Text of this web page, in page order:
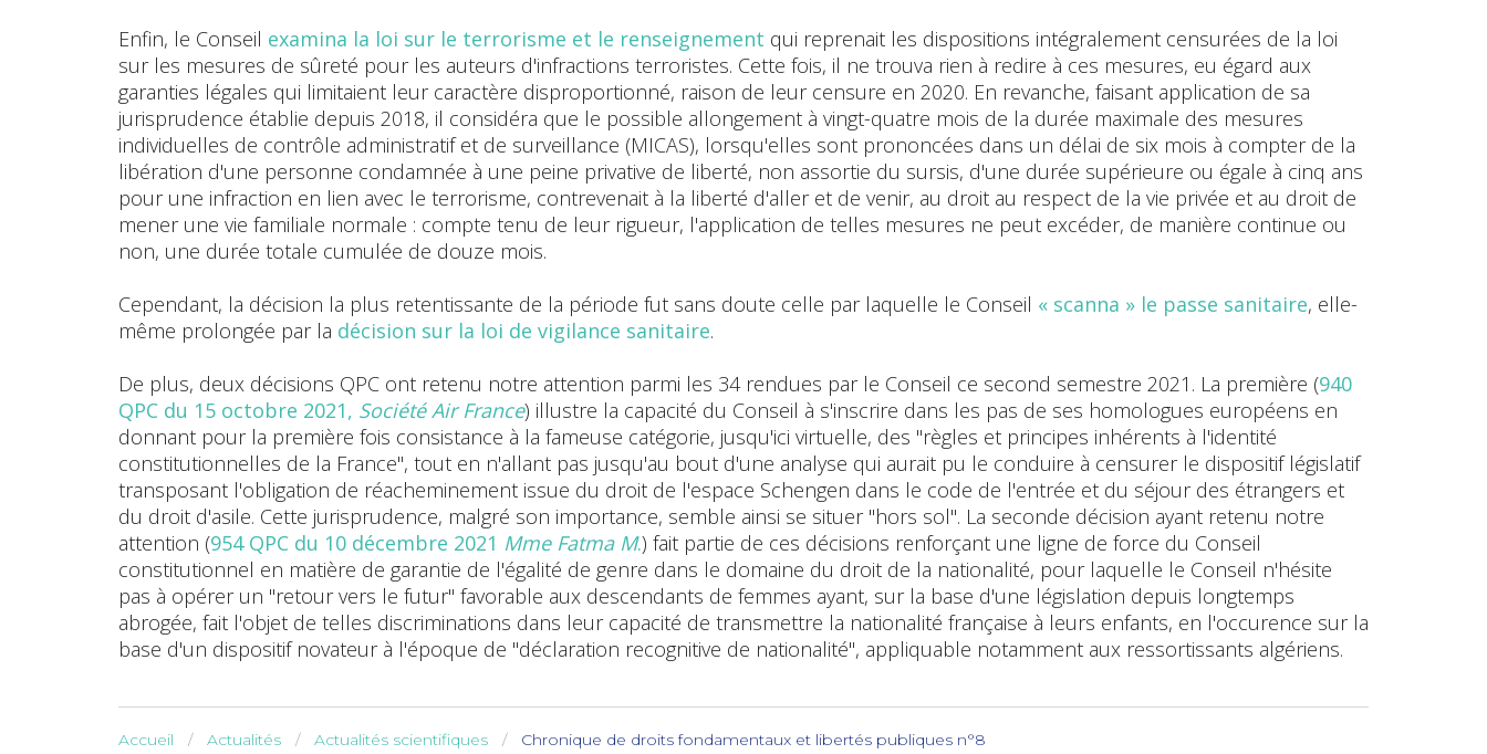
Enfin, le Conseil examina la loi sur le terrorisme et le renseignement qui reprenait les dispositions intégralement censurées de la loi
sur les mesures de sûreté pour les auteurs d'infractions terroristes. Cette fois, il ne trouva rien à redire à ces mesures, eu égard aux
garanties légales qui limitaient leur caractère disproportionné, raison de leur censure en 2020. En revanche, faisant application de sa
jurisprudence établie depuis 2018, il considéra que le possible allongement à vingt-quatre mois de la durée maximale des mesures
individuelles de contrôle administratif et de surveillance (MICAS), lorsqu'elles sont prononcées dans un délai de six mois à compter de la
libération d'une personne condamnée à une peine privative de liberté, non assortie du sursis, d'une durée supérieure ou égale à cinq ans
pour une infraction en lien avec le terrorisme, contrevenait à la liberté d'aller et de venir, au droit au respect de la vie privée et au droit de
mener une vie familiale normale : compte tenu de leur rigueur, l'application de telles mesures ne peut excéder, de manière continue ou
non, une durée totale cumulée de douze mois.
Cependant, la décision la plus retentissante de la période fut sans doute celle par laquelle le Conseil « scanna » le passe sanitaire, elle-
même prolongée par la décision sur la loi de vigilance sanitaire.
De plus, deux décisions QPC ont retenu notre attention parmi les 34 rendues par le Conseil ce second semestre 2021. La première (940
QPC du 15 octobre 2021, Société Air France) illustre la capacité du Conseil à s'inscrire dans les pas de ses homologues européens en
donnant pour la première fois consistance à la fameuse catégorie, jusqu'ici virtuelle, des "règles et principes inhérents à l'identité
constitutionnelles de la France", tout en n'allant pas jusqu'au bout d'une analyse qui aurait pu le conduire à censurer le dispositif législatif
transposant l'obligation de réacheminement issue du droit de l'espace Schengen dans le code de l'entrée et du séjour des étrangers et
du droit d'asile. Cette jurisprudence, malgré son importance, semble ainsi se situer "hors sol". La seconde décision ayant retenu notre
attention (954 QPC du 10 décembre 2021 Mme Fatma M.) fait partie de ces décisions renforçant une ligne de force du Conseil
constitutionnel en matière de garantie de l'égalité de genre dans le domaine du droit de la nationalité, pour laquelle le Conseil n'hésite
pas à opérer un "retour vers le futur" favorable aux descendants de femmes ayant, sur la base d'une législation depuis longtemps
abrogée, fait l'objet de telles discriminations dans leur capacité de transmettre la nationalité française à leurs enfants, en l'occurence sur la
base d'un dispositif novateur à l'époque de "déclaration recognitive de nationalité", appliquable notamment aux ressortissants algériens.
Accueil Actualités Actualités scientifiques Chronique de droits fondamentaux et libertés publiques n°8